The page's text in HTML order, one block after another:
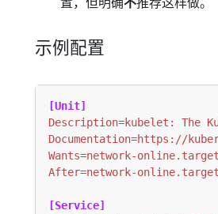
示例配置
[Unit]
Description=kubelet: The
Documentation=https://
Wants=network-online.target
After=network-online.target
[Service]